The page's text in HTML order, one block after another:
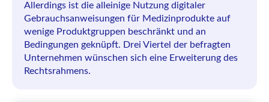
Allerdings ist die alleinige Nutzung digitaler
Gebrauchsanweisungen für Medizinprodukte auf
wenige Produktgruppen beschränkt und an
Bedingungen geknüpft. Drei Viertel der befragten
Unternehmen wünschen sich eine Erweiterung des
Rechtsrahmens.